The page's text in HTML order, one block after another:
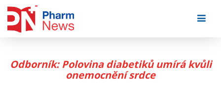
Odborník: Polovina diabetiků umírá kvůli
onemocnění srdce